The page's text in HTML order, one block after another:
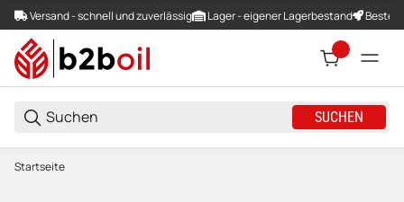
Versand - schnell und zuverlässig Lager - eigener Lagerbestand
SUCHEN
Startseite